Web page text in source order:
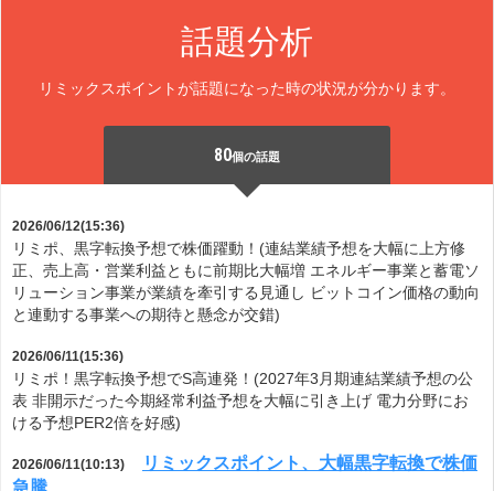
話題分析
リミックスポイントが話題になった時の状況が分かります。
80個の話題
2026/06/12(15:36)
リミポ、黒字転換予想で株価躍動！(連結業績予想を大幅に上方修
正、売上高・営業利益ともに前期比大幅増 エネルギー事業と蓄電ソ
リューション事業が業績を牽引する見通し ビットコイン価格の動向
と連動する事業への期待と懸念が交錯)
2026/06/11(15:36)
リミポ！黒字転換予想でS高連発！(2027年3月期連結業績予想の公
表 非開示だった今期経常利益予想を大幅に引き上げ 電力分野にお
ける予想PER2倍を好感)
2026/06/11(10:13)
リミックスポイント、大幅黒字転換で株価
急騰